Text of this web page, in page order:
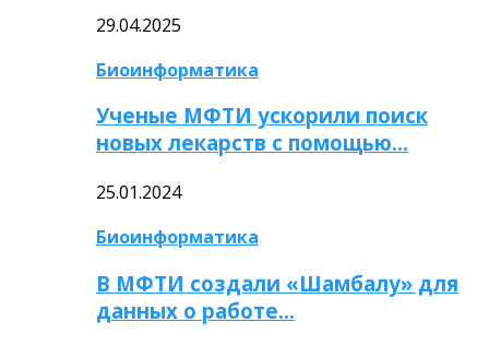
29.04.2025
Биоинформатика
Ученые МФТИ ускорили поиск
новых лекарств с помощью…
25.01.2024
Биоинформатика
В МФТИ создали «Шамбалу» для
данных о работе…